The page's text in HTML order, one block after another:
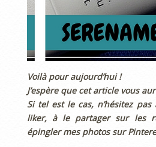
Voilà pour aujourd’hui !
J’espère que cet article vous
Si tel est le cas, n’hésitez
liker, à le partager sur les
épingler mes photos sur